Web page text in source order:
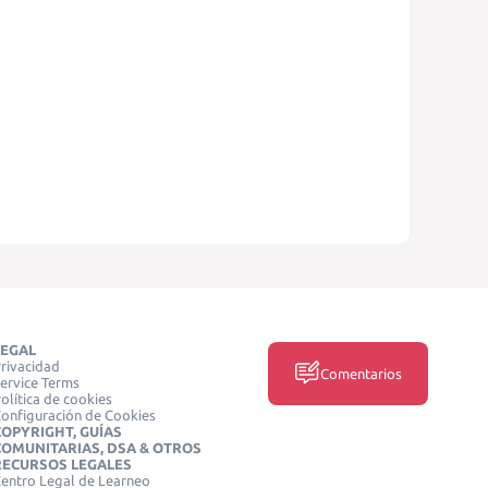
Terms
de cookies
de Cookies
GUÍAS
DSA & OTROS
LEGALES
Legal de Learneo
Comentarios